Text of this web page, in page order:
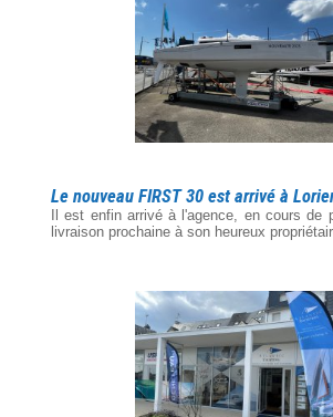
Le nouveau FIRST 30 est arrivé à
Il est enfin arrivé à l'agence, en cours de
livraison prochaine à son heureux